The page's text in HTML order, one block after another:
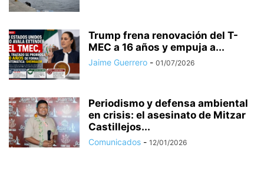
Trump frena renovación del T-
MEC a 16 años y empuja a...
Jaime Guerrero - 01/07/2026
Periodismo y defensa ambiental
en crisis: el asesinato de Mitzar
Castillejos...
Comunicados - 12/01/2026